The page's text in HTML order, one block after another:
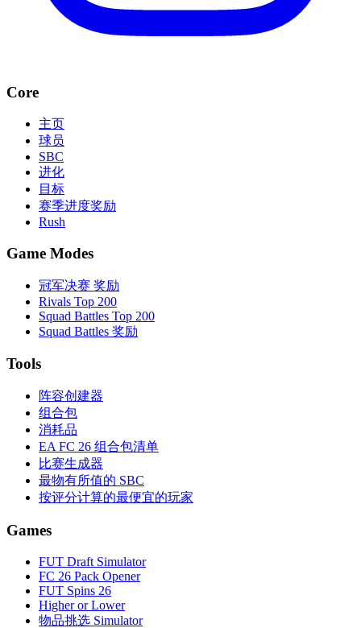
Core
主页
球员
SBC
进化
目标
赛季进度奖励
Rush
Game Modes
冠军决赛 奖励
Rivals Top 200
Squad Battles Top 200
Squad Battles 奖励
Tools
阵容创建器
组合包
消耗品
EA FC 26 组合包清单
比赛生成器
最物有所值的 SBC
按评分计算的最便宜的玩家
Games
FUT Draft Simulator
FC 26 Pack Opener
FUT Spins 26
Higher or Lower
物品挑选 Simulator